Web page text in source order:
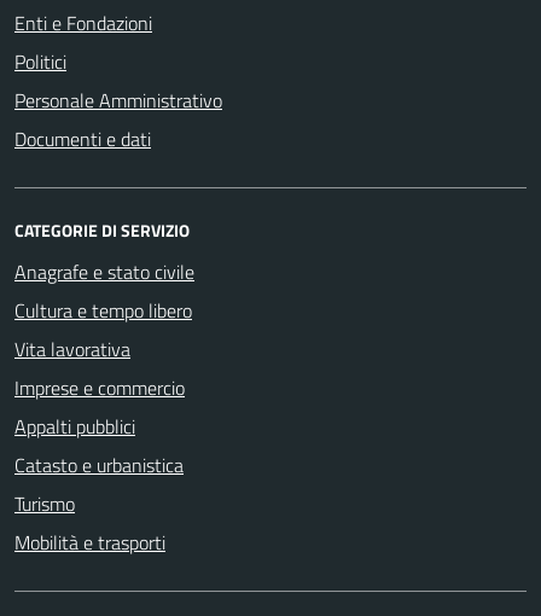
Enti e Fondazioni
Politici
Personale Amministrativo
Documenti e dati
CATEGORIE DI SERVIZIO
Anagrafe e stato civile
Cultura e tempo libero
Vita lavorativa
Imprese e commercio
Appalti pubblici
Catasto e urbanistica
Turismo
Mobilità e trasporti